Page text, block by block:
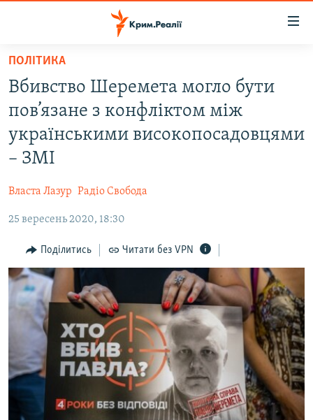
Перейти
основного
матеріалу
Перейти
до
основної
Перейти
до
НОВИНИ
ВОДА.КРИМ
ВІДЕО ТА ФОТО
ПОЛІТИКА
ІНТЕРВ'Ю
ВСЕ ЗА ДЕНЬ
СПЕЦПРОЕКТИ
ДЕПОРТАЦІЯ
ВІДЕОУРОКИ «ELIFBE»
СВІДЧЕННЯ ОКУПАЦІЇ
УКРАЇНСЬКА ПРОБЛЕМА КРИМУ
ІНФОГРАФІКА
ЯК ОБІЙТИ БЛОКУВАННЯ
Русский
Qırımtatar
ДОЛУЧАЙСЯ!
ПОЛІТИКА
Вбивство Шеремета могло бути
пов’язане з конфліктом між
українськими високопосадовцями
– ЗМІ
Власта Лазур Радіо Свобода
25 вересень 2020, 18:30
Поділитись Читати без VPN